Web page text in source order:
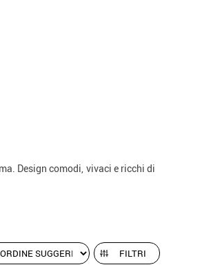
Design comodi, vivaci e ricchi di
FILTRI